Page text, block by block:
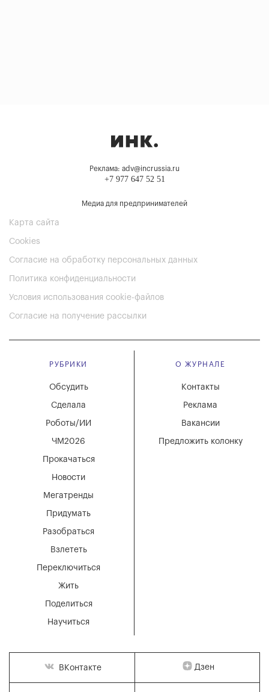
Реклама: adv@incrussia.ru
+7 977 647 52 51
Медиа для предпринимателей
Карта сайта
Cookies
Согласие на обработку персональных данных
Политика конфиденциальности
Условия использования cookie-файлов
Согласие на получение рассылки
РУБРИКИ
Мегатренды
Придумать
Разобраться
Взлететь
Новости
Переключиться
Жить
Поделиться
Научиться
Обсудить
Сделала
Роботы/ИИ
ЧМ2026
Прокачаться
О ЖУРНАЛЕ
Вакансии
Реклама
Контакты
Предложить колонку
ВКонтакте Дзен